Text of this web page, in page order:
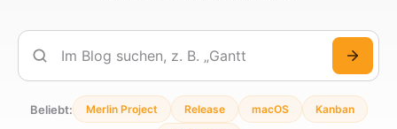
Suchen
Beliebt: Merlin Project Release macOS Kanban